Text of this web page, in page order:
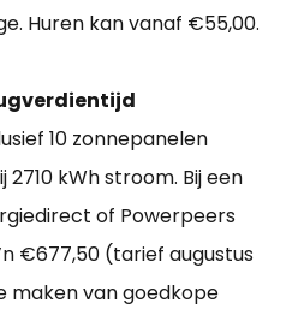
Huren kan vanaf €55,00.
10 zonnepanelen
kWh stroom. Bij een
of Powerpeers
€677,50 (tarief augustus
maken van goedkope